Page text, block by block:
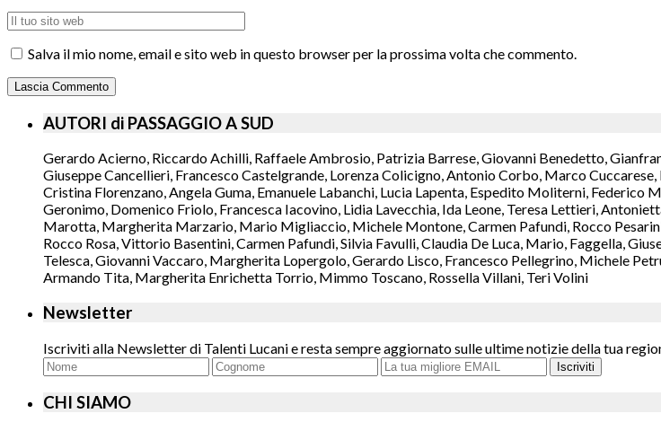
Salva il mio nome, email e sito web in questo browser per la prossima volta che commento.
AUTORI di PASSAGGIO A SUD
Gerardo Acierno, Riccardo Achilli, Raffaele Ambrosio, Patrizia Barrese, Giovanni Benedetto,
Giuseppe Cancellieri, Francesco Castelgrande, Lorenza Colicigno, Antonio Corbo, Marco
Cristina Florenzano, Angela Guma, Emanuele Labanchi, Lucia Lapenta, Espedito Moliterni,
Geronimo, Domenico Friolo, Francesca Iacovino, Lidia Lavecchia, Ida Leone, Teresa Lettieri,
Marotta, Margherita Marzario, Mario Migliaccio, Michele Montone, Carmen Pafundi, Rocco
Rocco Rosa, Vittorio Basentini, Carmen Pafundi, Silvia Favulli, Claudia De Luca, Mario, Faggella,
Telesca, Giovanni Vaccaro, Margherita Lopergolo, Gerardo Lisco, Francesco Pellegrino, Michele
Armando Tita, Margherita Enrichetta Torrio, Mimmo Toscano, Rossella Villani, Teri Volini
Newsletter
Iscriviti alla Newsletter di Talenti Lucani e resta sempre aggiornato sulle ultime notizie della tua
Iscriviti
CHI SIAMO